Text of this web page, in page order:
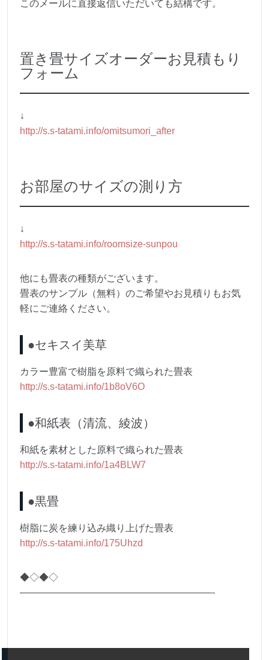
このメールに直接返信いただいても結構です。
置き畳サイズオーダーお見積もり
フォーム
↓
http://s.s-tatami.info/omitsumori_after
お部屋のサイズの測り方
↓
http://s.s-tatami.info/roomsize-sunpou
他にも畳表の種類がございます。
畳表のサンプル（無料）のご希望やお見積りもお気
軽にご連絡ください。
●セキスイ美草
カラー豊富で樹脂を原料で織られた畳表
http://s.s-tatami.info/1b8oV6O
●和紙表（清流、綾波）
和紙を素材とした原料で織られた畳表
http://s.s-tatami.info/1a4BLW7
●黒畳
樹脂に炭を練り込み織り上げた畳表
http://s.s-tatami.info/175Uhzd
◆◇◆◇
————————————————————-